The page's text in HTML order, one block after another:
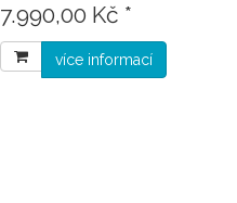
7.990,00 Kč *
více informací